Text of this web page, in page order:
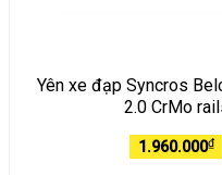
Yên xe đạp Syncros
2.0 CrMo
1.960.000₫